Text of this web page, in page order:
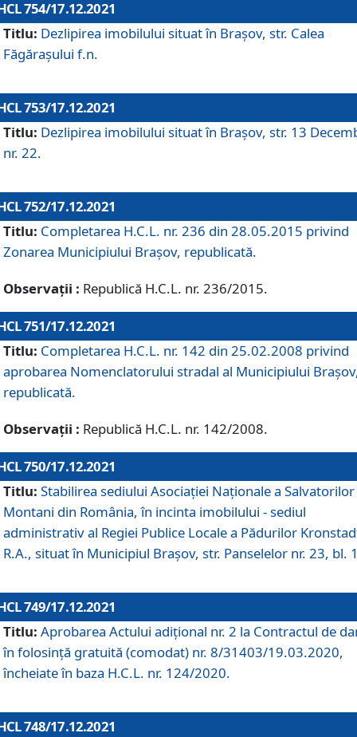
754/17.12.2021
Titlu: Dezlipirea imobilului situat în Brașov, str. Calea
Făgărașului f.n.
753/17.12.2021
Titlu: Dezlipirea imobilului situat în Brașov, str. 13
nr. 22.
752/17.12.2021
Titlu: Completarea H.C.L. nr. 236 din 28.05.2015 privind
Zonarea Municipiului Braşov, republicată.
Observații : Republică H.C.L. nr. 236/2015.
751/17.12.2021
Titlu: Completarea H.C.L. nr. 142 din 25.02.2008 privind
aprobarea Nomenclatorului stradal al Municipiului
republicată.
Observații : Republică H.C.L. nr. 142/2008.
750/17.12.2021
Titlu: Stabilirea sediului Asociației Naționale a Salvatorilor
Montani din România, în incinta imobilului - sediul
administrativ al Regiei Publice Locale a Pădurilor
R.A., situat în Municipiul Braşov, str. Panselelor nr. 23, bl.
749/17.12.2021
Titlu: Aprobarea Actului adițional nr. 2 la Contractul de
în folosință gratuită (comodat) nr. 8/31403/19.03.2020,
încheiate în baza H.C.L. nr. 124/2020.
748/17.12.2021